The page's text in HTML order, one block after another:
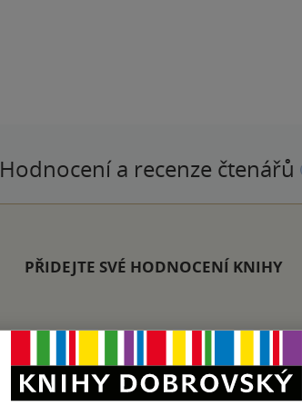
Hodnocení a recenze čtenářů
PŘIDEJTE SVÉ HODNOCENÍ KNIHY
Zobrazeno 20 z 20